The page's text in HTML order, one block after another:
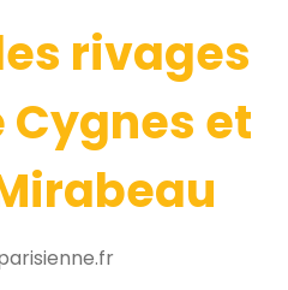
rivages
Cygnes et